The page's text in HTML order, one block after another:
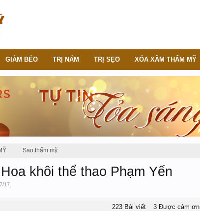
Sao thẩm mỹ
khôi thể thao Phạm Yến
17
223 Bài viết 3 Được cảm ơn
GIẢM BÉO TRỊ NÁM TRỊ SẸO XÓA XĂM THẨM MỸ